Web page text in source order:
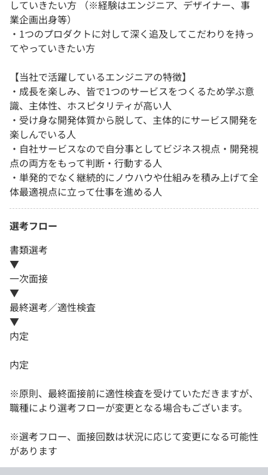
していきたい方 （※経験はエンジニア、デザイナー、事
業企画出身等）
・1つのプロダクトに対して深く追及してこだわりを持っ
てやっていきたい方
【当社で活躍しているエンジニアの特徴】
・成長を楽しみ、皆で1つのサービスをつくるため学ぶ意
識、主体性、ホスピタリティが高い人
・受け身な開発体質から脱して、主体的にサービス開発を
楽しんでいる人
・自社サービスなので自分事としてビジネス視点・開発視
点の両方をもって判断・行動する人
・単発的でなく継続的にノウハウや仕組みを積み上げて全
体最適視点に立って仕事を進める人
選考フロー
書類選考
▼
一次面接
▼
最終選考／適性検査
▼
内定
内定
※原則、最終面接前に適性検査を受けていただきますが、
職種により選考フローが変更となる場合もございます。
※選考フロー、面接回数は状況に応じて変更になる可能性
があります